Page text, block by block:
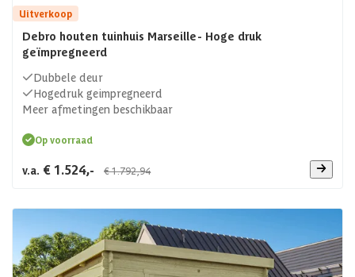
Uitverkoop
Debro houten tuinhuis Marseille- Hoge druk
geïmpregneerd
Dubbele deur
Hogedruk geimpregneerd
Meer afmetingen beschikbaar
Op voorraad
v.a. € 1.524,- € 1.792,94